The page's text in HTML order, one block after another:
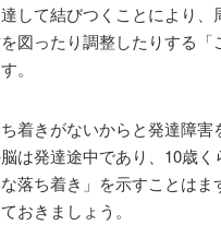
して結びつくことにより、
図ったり調整したりする「
。
着きがないからと発達障害
は発達途中であり、10歳く
落ち着き」を示すことはま
おきましょう。